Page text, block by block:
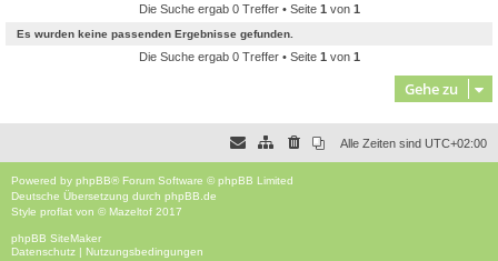
Die Suche ergab 0 Treffer • Seite 1 von 1
Es wurden keine passenden Ergebnisse gefunden.
Die Suche ergab 0 Treffer • Seite 1 von 1
Gehe zu
Alle Zeiten sind UTC+02:00
Powered by phpBB® Forum Software © phpBB Limited
Deutsche Übersetzung durch phpBB.de
Style proflat von © Mazeltof 2017
phpBB SiteMaker
Datenschutz | Nutzungsbedingungen